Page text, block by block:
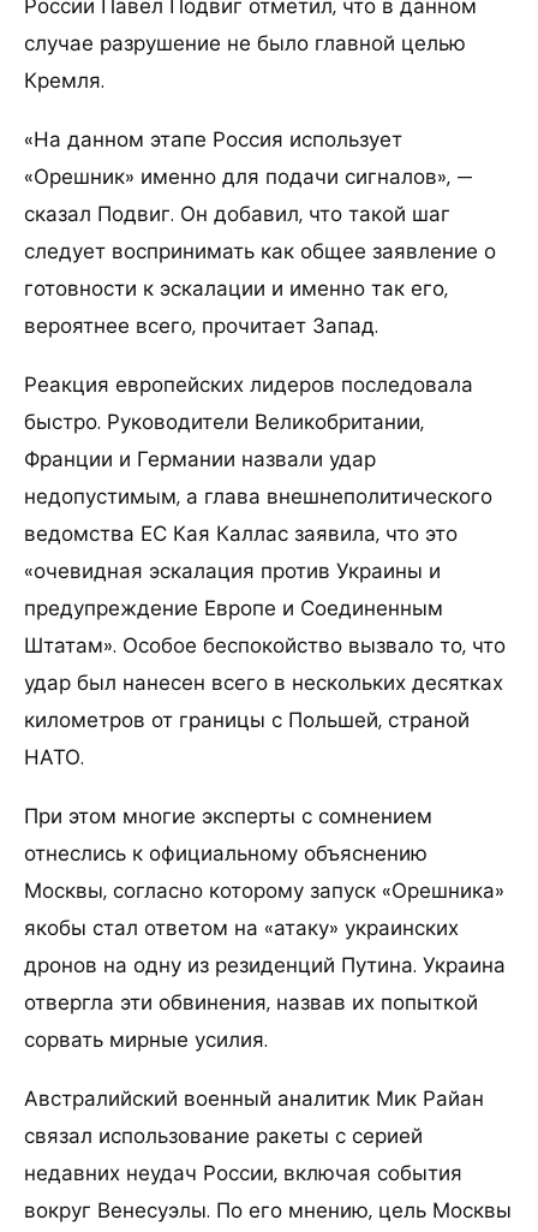
России Павел Подвиг отметил, что в данном
случае разрушение не было главной целью
Кремля.
«На данном этапе Россия использует
«Орешник» именно для подачи сигналов», —
сказал Подвиг. Он добавил, что такой шаг
следует воспринимать как общее заявление о
готовности к эскалации и именно так его,
вероятнее всего, прочитает Запад.
Реакция европейских лидеров последовала
быстро. Руководители Великобритании,
Франции и Германии назвали удар
недопустимым, а глава внешнеполитического
ведомства ЕС Кая Каллас заявила, что это
«очевидная эскалация против Украины и
предупреждение Европе и Соединенным
Штатам». Особое беспокойство вызвало то, что
удар был нанесен всего в нескольких десятках
километров от границы с Польшей, страной
НАТО.
При этом многие эксперты с сомнением
отнеслись к официальному объяснению
Москвы, согласно которому запуск «Орешника»
якобы стал ответом на «атаку» украинских
дронов на одну из резиденций Путина. Украина
отвергла эти обвинения, назвав их попыткой
сорвать мирные усилия.
Австралийский военный аналитик Мик Райан
связал использование ракеты с серией
недавних неудач России, включая события
вокруг Венесуэлы. По его мнению, цель Москвы